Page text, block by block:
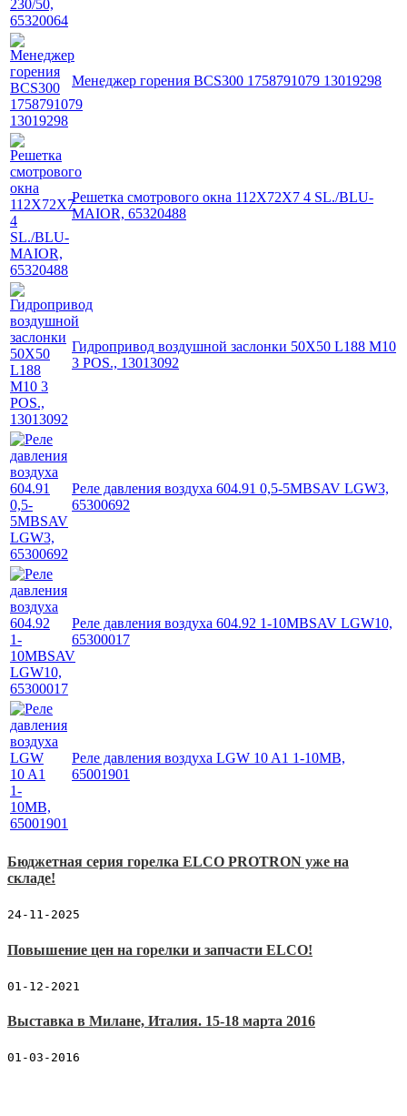
Менеджер горения BCS300 1758791079 13019298
Решетка смотрового окна 112X72X7 4 SL./BLU-
MAIOR, 65320488
Гидропривод воздушной заслонки 50X50 L188 M10
3 POS., 13013092
Реле давления воздуха 604.91 0,5-5MBSAV LGW3,
65300692
Реле давления воздуха 604.92 1-10MBSAV LGW10,
65300017
Реле давления воздуха LGW 10 A1 1-10MB,
65001901
Бюджетная серия горелка ELCO PROTRON уже на
складе!
24-11-2025
Повышение цен на горелки и запчасти ELCO!
01-12-2021
Выставка в Милане, Италия. 15-18 марта 2016
01-03-2016